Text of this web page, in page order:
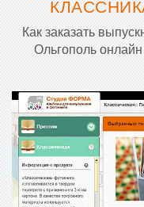
Как заказать
Ольгополь